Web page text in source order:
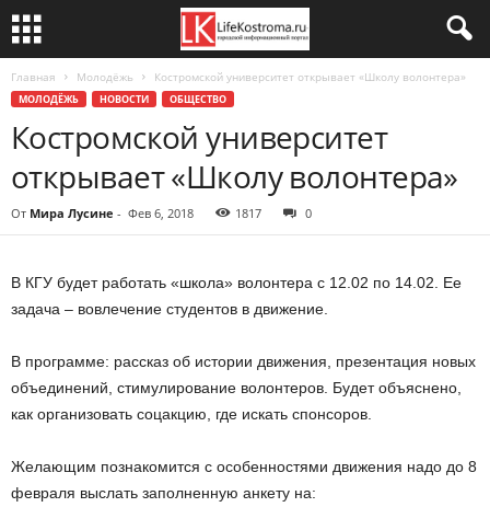
Главная Молодёжь Костромской университет открывает «Школу волонтера»
МОЛОДЁЖЬ НОВОСТИ ОБЩЕСТВО
Костромской университет
открывает «Школу волонтера»
От Мира Лусине - Фев 6, 2018 1817 0
В КГУ будет работать «школа» волонтера с 12.02 по 14.02. Ее
задача – вовлечение студентов в движение.
В программе: рассказ об истории движения, презентация новых
объединений, стимулирование волонтеров. Будет объяснено,
как организовать соцакцию, где искать спонсоров.
Желающим познакомится с особенностями движения надо до 8
февраля выслать заполненную анкету на: